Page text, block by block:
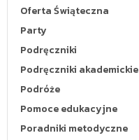
Oferta Świąteczna
Party
Podręczniki
Podręczniki akademickie
Podróże
Pomoce edukacyjne
Poradniki metodyczne